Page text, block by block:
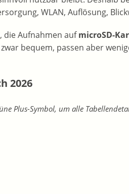
WLAN, Auflösung,
die Aufnahmen aufmicroSD-
bequem, passen aber
2026
Plus-Symbol, um alle